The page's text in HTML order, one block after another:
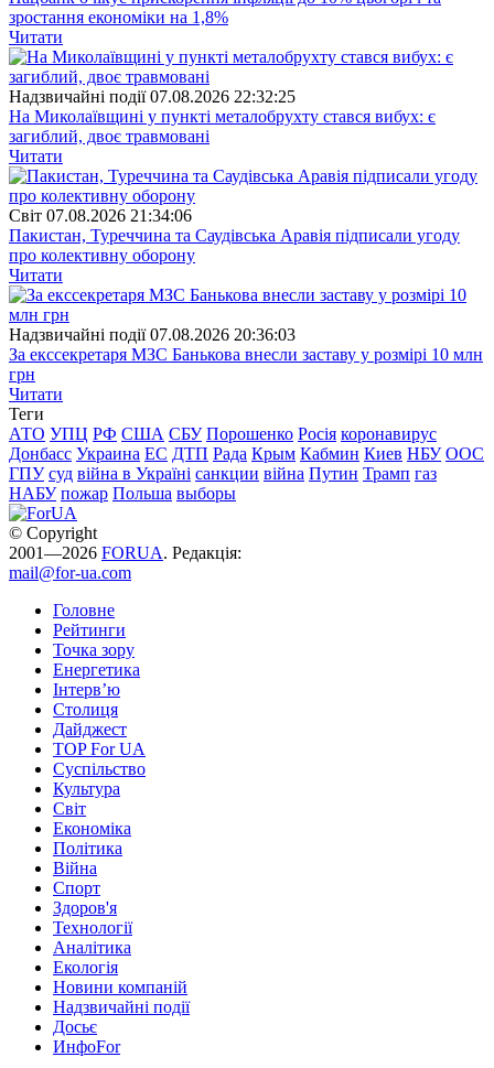
зростання економіки на 1,8%
Читати
Надзвичайні події 07.08.2026 22:32:25
На Миколаївщині у пункті металобрухту стався вибух: є
загиблий, двоє травмовані
Читати
Свiт 07.08.2026 21:34:06
Пакистан, Туреччина та Саудівська Аравія підписали угоду
про колективну оборону
Читати
Надзвичайні події 07.08.2026 20:36:03
За екссекретаря МЗС Банькова внесли заставу у розмірі 10 млн
грн
Читати
Теги
АТО УПЦ РФ США СБУ Порошенко Росія коронавирус
Донбасс Украина ЕС ДТП Рада Крым Кабмин Киев НБУ ООС
ГПУ суд війна в Україні санкции війна Путин Трамп газ
НАБУ пожар Польша выборы
© Copyright
2001—2026 FORUA. Редакція:
mail@for-ua.com
Головне
Рейтинги
Точка зору
Енергетика
Інтерв’ю
Столиця
Дайджест
TOP For UA
Суспiльство
Культура
Світ
Економіка
Політика
Війна
Спорт
Здоров'я
Технології
Аналітика
Екологія
Новини компаній
Надзвичайні події
Досьє
ИнфоFor